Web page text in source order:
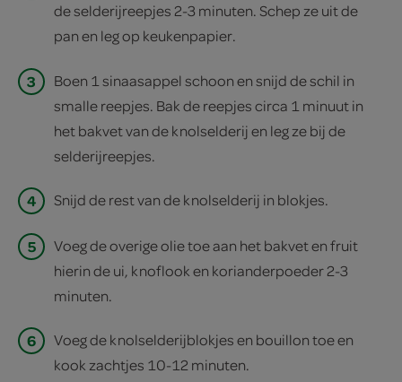
de selderijreepjes 2-3 minuten. Schep ze uit de
pan en leg op keukenpapier.
3
Boen 1 sinaasappel schoon en snijd de schil in
smalle reepjes. Bak de reepjes circa 1 minuut in
het bakvet van de knolselderij en leg ze bij de
selderijreepjes.
4 Snijd de rest van de knolselderij in blokjes.
5
Voeg de overige olie toe aan het bakvet en fruit
hierin de ui, knoflook en korianderpoeder 2-3
minuten.
6
Voeg de knolselderijblokjes en bouillon toe en
kook zachtjes 10-12 minuten.